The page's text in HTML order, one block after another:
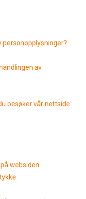
personopplysninger?
av
besøker vår nettside
websiden